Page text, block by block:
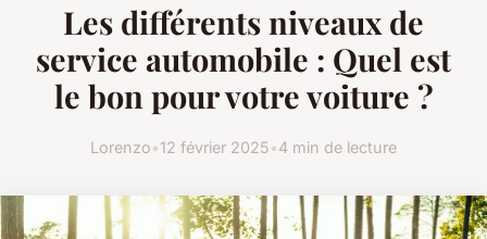
Les différents niveaux de
service automobile : Quel est
le bon pour votre voiture ?
Lorenzo•12 février 2025•4 min de lecture